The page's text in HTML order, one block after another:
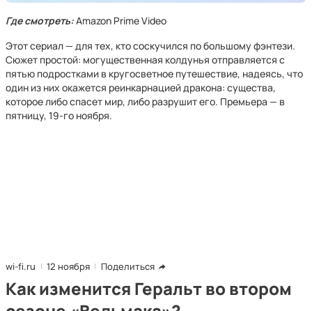
Где смотреть:Amazon Prime Video
Этот сериал — для тех, кто соскучился по большому фэнтези.
Сюжет простой: могущественная колдунья отправляется с
пятью подростками в кругосветное путешествие, надеясь, что
один из них окажется реинкарнацией дракона: существа,
которое либо спасет мир, либо разрушит его. Премьера — в
пятницу, 19-го ноября.
wi-fi.ru 12 ноября Поделиться
Как изменится Геральт во втором